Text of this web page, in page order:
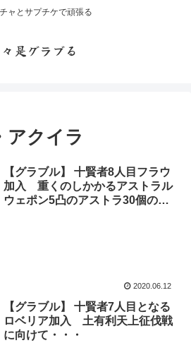
ャとサプチケで頑張る
是グラブる
アクイラ
【グラブル】 十賢者8人目フラウ
加入 重くのしかかるアストラル
ウェポン5凸のアストラ30個の要
2020.06.12
【グラブル】 十賢者7人目となる
ロベリア加入 土有利天上征伐戦
に向けて・・・